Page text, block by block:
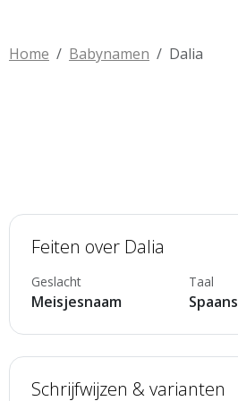
Home Babynamen Dalia
Feiten over Dalia
Geslacht
Meisjesnaam
Taal
Spaans
Schrijfwijzen & varianten